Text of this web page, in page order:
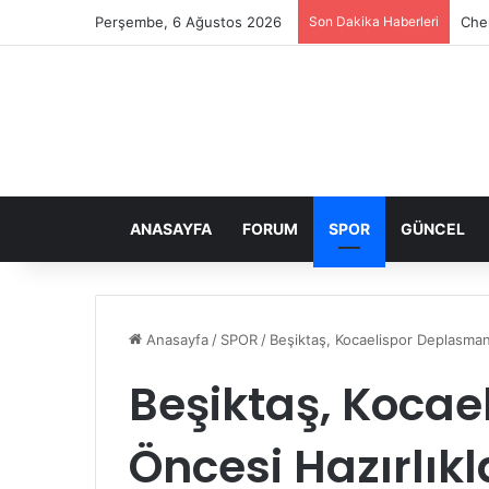
Perşembe, 6 Ağustos 2026 Son Dakika Haberleri
ANASAYFA FORUM SPOR GÜNCEL
Anasayfa / SPOR / Beşiktaş, Kocaelispor
Beşiktaş,
Öncesi